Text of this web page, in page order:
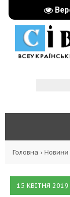
Головна › Новини
15 КВІТНЯ 2019